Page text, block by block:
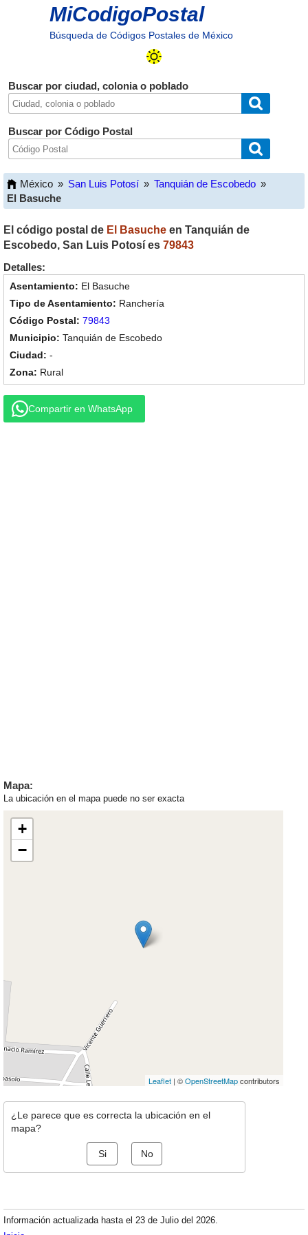
MiCodigoPostal
Búsqueda de Códigos Postales de México
Buscar por ciudad, colonia o poblado
Buscar por Código Postal
México » San Luis Potosí » Tanquián de Escobedo »
El Basuche
El código postal de El Basuche en Tanquián de
Escobedo, San Luis Potosí es 79843
Detalles:
El Basuche
Ranchería
79843
Tanquián de Escobedo
-
Rural
Compartir en WhatsApp
Mapa:
La ubicación en el mapa puede no ser exacta
+
−
Leaflet | ©OpenStreetMapcontributors
¿Le parece que es correcta la ubicación en el
mapa?
Si No
Información actualizada hasta el 23 de Julio del 2026.